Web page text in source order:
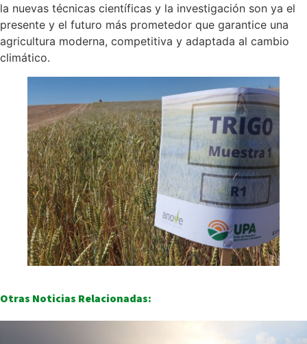
la nuevas técnicas científicas y la investigación son ya el
presente y el futuro más prometedor que garantice una
agricultura moderna, competitiva y adaptada al cambio
climático.
Otras Noticias Relacionadas: